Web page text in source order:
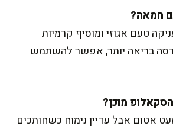
טעם אגוזי ומוסיף קרמיות
בריאה יותר, אפשר להשתמש
אטום אבל עדיין נימוח כשחותכים